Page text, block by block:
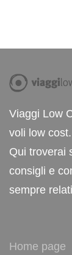
Viaggi Low
voli low cost.
Qui troverai
consigli e
sempre
Home page